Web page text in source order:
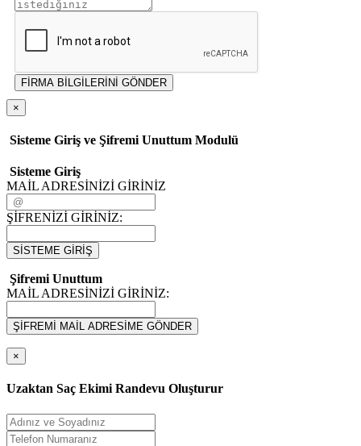
FİRMA BİLGİLERİNİ GÖNDER
×
Sisteme Giriş ve Şifremi Unuttum Modulü
Sisteme Giriş
MAİL ADRESİNİZİ GİRİNİZ
ŞİFRENİZİ GİRİNİZ:
SİSTEME GİRİŞ
Şifremi Unuttum
MAİL ADRESİNİZİ GİRİNİZ:
ŞİFREMİ MAİL ADRESİME GÖNDER
×
Uzaktan Saç Ekimi Randevu Oluşturur